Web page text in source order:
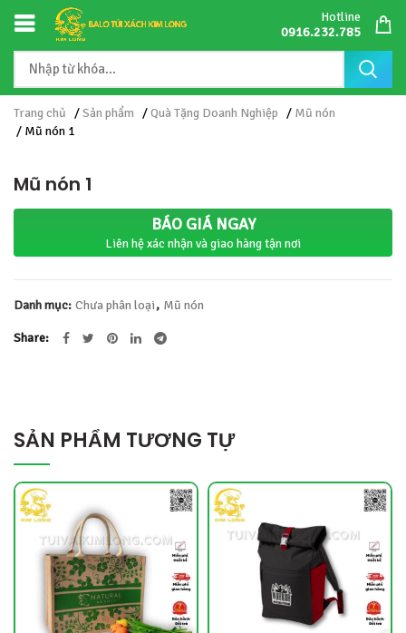
Hotline
0916.232.785
Trang chủ /Sản phẩm /Quà Tặng Doanh Nghiệp / Mũ nón
/ Mũ nón 1
Mũ nón 1
BÁO GIÁ NGAY
Liên hệ xác nhận và giao hàng tận nơi
Danh mục: Chưa phân loại, Mũ nón
Share
SẢN PHẨM TƯƠNG TỰ